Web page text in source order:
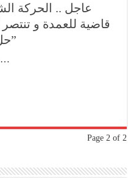
عاجل .. الحركة
قاضية للعمدة و
حل إشكالية “الطوبيسات”
فاس – وجه الكاتب الإقليمي …
Page 2 of 2